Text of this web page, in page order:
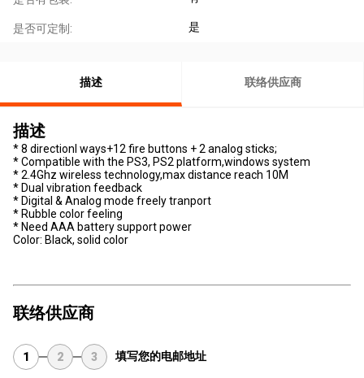
是否可定制: 是
描述 联络供应商
描述
* 8 directionl ways+12 fire buttons + 2 analog sticks;
* Compatible with the PS3, PS2 platform,windows system
* 2.4Ghz wireless technology,max distance reach 10M
* Dual vibration feedback
* Digital & Analog mode freely tranport
* Rubble color feeling
* Need AAA battery support power
Color: Black, solid color
联络供应商
1 2 3 填写您的电邮地址